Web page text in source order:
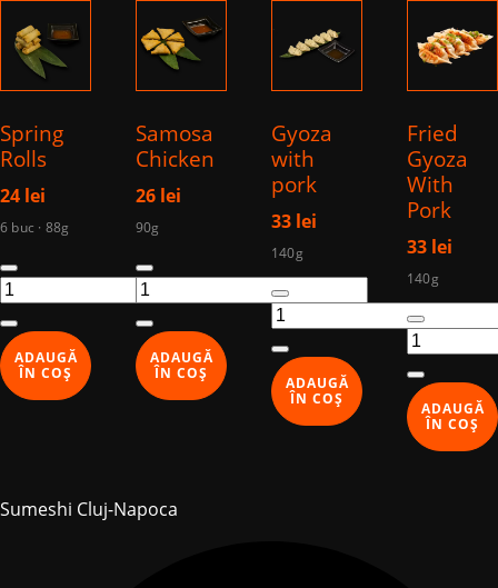
Spring
Rolls
24 lei
6 buc · 88g
Cantitate
Spring
Rolls
ADAUGĂ
ÎN COȘ
Samosa
Chicken
26 lei
90g
Cantitate
Samosa
Chicken
ADAUGĂ
ÎN COȘ
Gyoza
with
pork
33 lei
140g
Cantitate
Gyoza
with
pork
ADAUGĂ
ÎN COȘ
Fried
Gyoza
With
Pork
33 lei
140g
Cantitate
Fried
Gyoza
With
Pork
ADAUGĂ
ÎN COȘ
Sumeshi Cluj-Napoca